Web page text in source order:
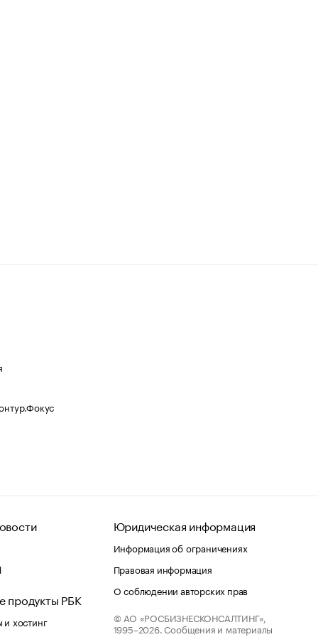
продукты РБК
хостинг
Юридическая информация
Информация об ограничениях
Правовая информация
О соблюдении авторских прав
© АО «РОСБИЗНЕСКОНСАЛТИНГ»,
1995–2026. Сообщения и материалы